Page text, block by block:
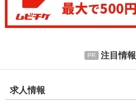
注目情報
求人情報